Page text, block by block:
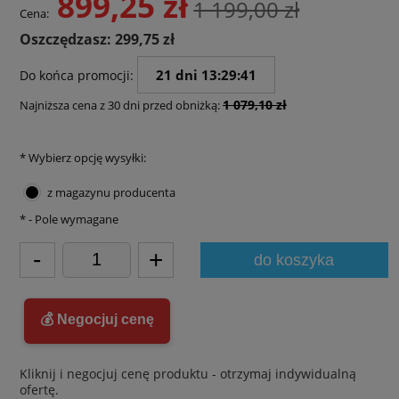
Cena: 1 199,00 zł
Oszczędzasz: 299,75 zł
Do końca promocji: 21 dni 13:29:41
Najniższa cena z 30 dni przed obniżką:1 079,10 zł
*Wybierz opcję wysyłki:
z magazynu producenta
- + do koszyka
*- Pole wymagane
💰 Negocjuj cenę
Kliknij i negocjuj cenę produktu - otrzymaj indywidualną
ofertę.